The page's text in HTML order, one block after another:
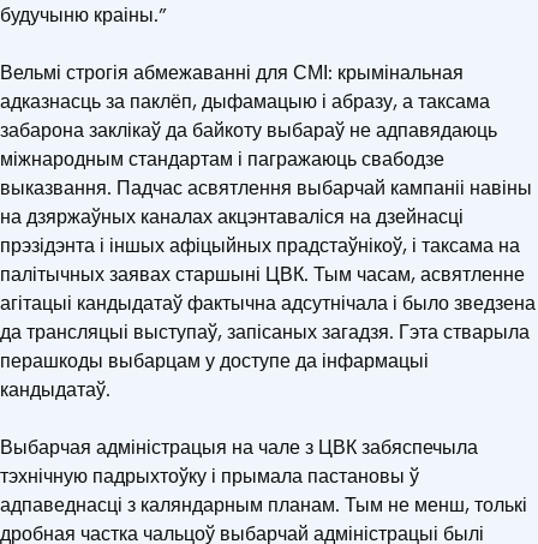
будучыню краіны.”
Вельмі строгія абмежаванні для СМІ: крымінальная
адказнасць за паклёп, дыфамацыю і абразу, а таксама
забарона заклікаў да байкоту выбараў не адпавядаюць
міжнародным стандартам і пагражаюць свабодзе
выказвання. Падчас асвятлення выбарчай кампаніі навіны
на дзяржаўных каналах акцэнтаваліся на дзейнасці
прэзідэнта і іншых афіцыйных прадстаўнікоў, і таксама на
палітычных заявах старшыні ЦВК. Тым часам, асвятленне
агітацыі кандыдатаў фактычна адсутнічала і было зведзена
да трансляцыі выступаў, запісаных загадзя. Гэта стварыла
перашкоды выбарцам у доступе да інфармацыі
кандыдатаў.
Выбарчая адміністрацыя на чале з ЦВК забяспечыла
тэхнічную падрыхтоўку і прымала пастановы ў
адпаведнасці з каляндарным планам. Тым не менш, толькі
дробная частка чальцоў выбарчай адміністрацыі былі